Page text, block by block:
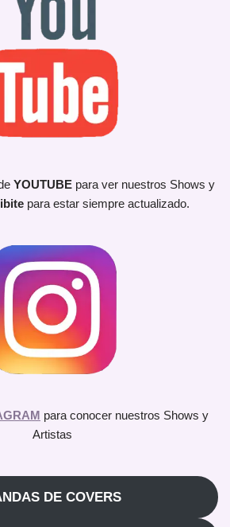
YOUTUBEpara ver nuestros Shows y
para estar siempre actualizado.
para conocer nuestros Shows y
Artistas
DE COVERS